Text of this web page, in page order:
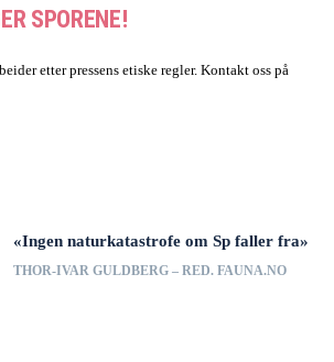
SPORENE!
etter pressens etiske regler. Kontakt oss på
«Ingen naturkatastrofe om Sp faller fra»
THOR-IVAR GULDBERG – RED. FAUNA.NO